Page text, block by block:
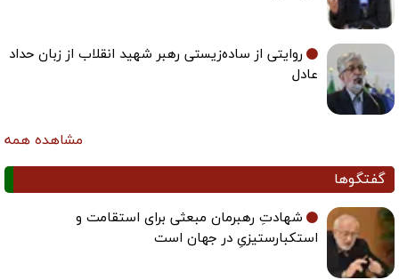
روایتی از ساده‌زیستی رهبر شهید انقلاب از زبان حداد
عادل
مشاهده همه
گفتگوها
شهادتِ رهبرمان مبعثی برای استقامت و
استکبارستیزیِ در جهان است